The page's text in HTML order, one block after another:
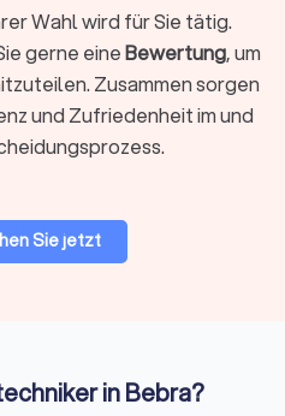
und wählen Sie die
Bedürfnissen passt.
für Ihr Zuhause auf
Beratung. Mit
jedoch vereinfacht. Unsere
Sie in Ihrem Zuhause das
Sie auf Trustlocal, um die
Wahl wird für Sie tätig.
gerne eineBewertung, um
Zusammen sorgen
und Zufriedenheit im und
Sie jetzt
in Bebra?